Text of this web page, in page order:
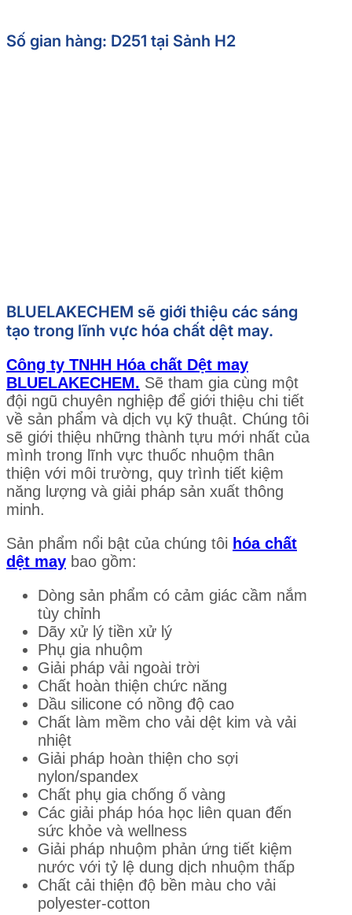
Số gian hàng: D251 tại Sảnh H2
BLUELAKECHEM sẽ giới thiệu các sáng
tạo trong lĩnh vực hóa chất dệt may.
Công ty TNHH Hóa chất Dệt may
BLUELAKECHEM. Sẽ tham gia cùng một
đội ngũ chuyên nghiệp để giới thiệu chi tiết
về sản phẩm và dịch vụ kỹ thuật. Chúng tôi
sẽ giới thiệu những thành tựu mới nhất của
mình trong lĩnh vực thuốc nhuộm thân
thiện với môi trường, quy trình tiết kiệm
năng lượng và giải pháp sản xuất thông
minh.
Sản phẩm nổi bật của chúng tôi hóa chất
dệt may bao gồm:
Dòng sản phẩm có cảm giác cầm nắm
tùy chỉnh
Dãy xử lý tiền xử lý
Phụ gia nhuộm
Giải pháp vải ngoài trời
Chất hoàn thiện chức năng
Dầu silicone có nồng độ cao
Chất làm mềm cho vải dệt kim và vải
nhiệt
Giải pháp hoàn thiện cho sợi
nylon/spandex
Chất phụ gia chống ố vàng
Các giải pháp hóa học liên quan đến
sức khỏe và wellness
Giải pháp nhuộm phản ứng tiết kiệm
nước với tỷ lệ dung dịch nhuộm thấp
Chất cải thiện độ bền màu cho vải
polyester-cotton